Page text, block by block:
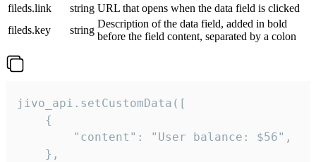
fileds.link
string URL that opens when the data field is clicked
fileds.key
string
Description of the data field, added in bold
before the field content, separated by a colon
jivo_api.setCustomData([
    {
        "content": "User balance: $56",
    },